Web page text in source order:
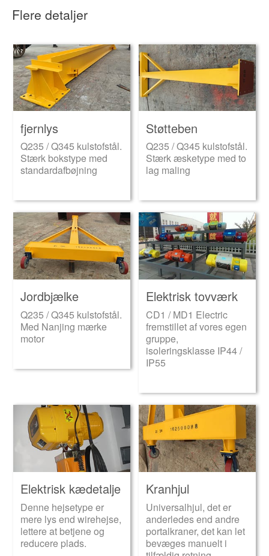
Flere detaljer
fjernlys
Q235 / Q345 kulstofstål.
Stærk bokstype med
standardafbøjning
Støtteben
Q235 / Q345 kulstofstål.
Stærk æsketype med to
lag maling
Jordbjælke
Q235 / Q345 kulstofstål.
Med Nanjing mærke
motor
Elektrisk tovværk
CD1 / MD1 Electric
fremstillet af vores egen
gruppe,
isoleringsklasse IP44 /
IP55
Elektrisk kædetalje
Denne hejsetype er
mere lys end wirehejse,
lettere at betjene og
reducere plads.
Kranhjul
Universalhjul, det er
anderledes end andre
portalkraner, det kan let
bevæges manuelt i